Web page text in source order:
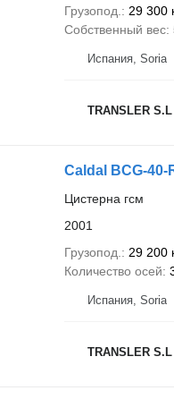
Грузопод.
29 300
Собственный вес
Испания, Soria
TRANSLER S.L
Caldal BCG-40-
Цистерна гсм
2001
Грузопод.
29 200
Количество осей
Испания, Soria
TRANSLER S.L